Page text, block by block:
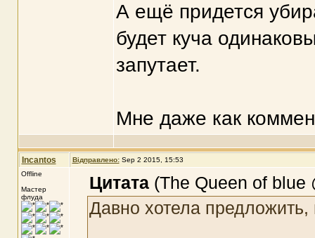
А ещё придется
будет куча
запутает.
Мне даже как
Incantos Відправлено: Sep 2 2015, 15:53
Offline
Мастер
флуда
Цитата (The Queen of blue
Давно хотела